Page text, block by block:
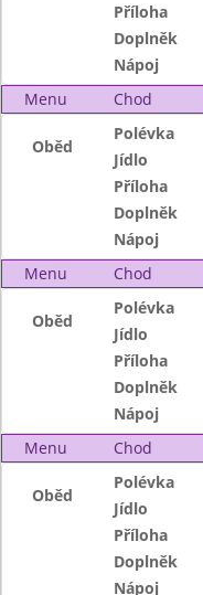
Příloha
Doplněk
Nápoj
Menu
Chod
Oběd
Polévka
Jídlo
Příloha
Doplněk
Nápoj
Menu
Chod
Oběd
Polévka
Jídlo
Příloha
Doplněk
Nápoj
Menu
Chod
Oběd
Polévka
Jídlo
Příloha
Doplněk
Nápoj